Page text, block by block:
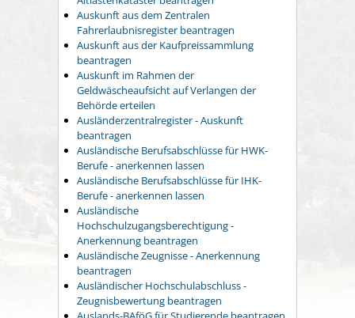
Auskunft aus dem Zentralen
Fahrerlaubnisregister beantragen
Auskunft aus der Kaufpreissammlung
beantragen
Auskunft im Rahmen der
Geldwäscheaufsicht auf Verlangen der
Behörde erteilen
Ausländerzentralregister - Auskunft
beantragen
Ausländische Berufsabschlüsse für HWK-
Berufe - anerkennen lassen
Ausländische Berufsabschlüsse für IHK-
Berufe - anerkennen lassen
Ausländische
Hochschulzugangsberechtigung -
Anerkennung beantragen
Ausländische Zeugnisse - Anerkennung
beantragen
Ausländischer Hochschulabschluss -
Zeugnisbewertung beantragen